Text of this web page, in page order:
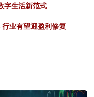
字生活新范式
业有望迎盈利修复